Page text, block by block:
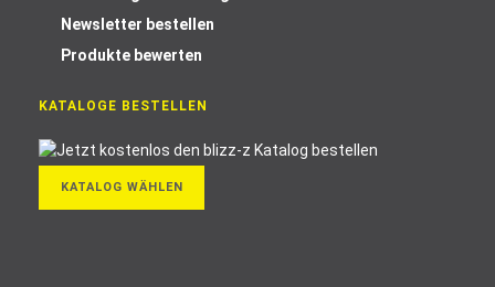
Newsletter bestellen
Produkte bewerten
KATALOGE BESTELLEN
KATALOG WÄHLEN